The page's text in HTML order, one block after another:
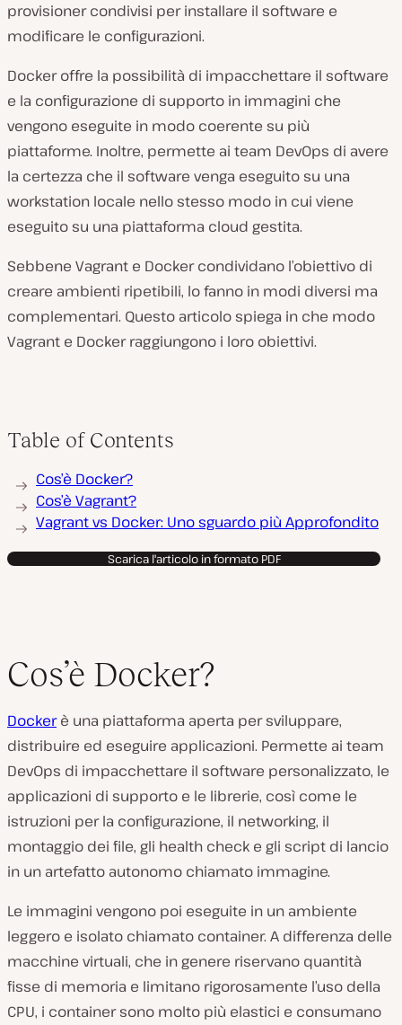
provisioner condivisi per installare il software e
modificare le configurazioni.
Docker offre la possibilità di impacchettare il software
e la configurazione di supporto in immagini che
vengono eseguite in modo coerente su più
piattaforme. Inoltre, permette ai team DevOps di avere
la certezza che il software venga eseguito su una
workstation locale nello stesso modo in cui viene
eseguito su una piattaforma cloud gestita.
Sebbene Vagrant e Docker condividano l’obiettivo di
creare ambienti ripetibili, lo fanno in modi diversi ma
complementari. Questo articolo spiega in che modo
Vagrant e Docker raggiungono i loro obiettivi.
Table of Contents
Cos’è Docker?
Cos’è Vagrant?
Vagrant vs Docker: Uno sguardo più Approfondito
Scarica l'articolo in formato PDF
Cos’è Docker?
Dockerè una piattaforma aperta per sviluppare,
distribuire ed eseguire applicazioni. Permette ai team
DevOps di impacchettare il software personalizzato, le
applicazioni di supporto e le librerie, così come le
istruzioni per la configurazione, il networking, il
montaggio dei file, gli health check e gli script di lancio
in un artefatto autonomo chiamato immagine.
Le immagini vengono poi eseguite in un ambiente
leggero e isolato chiamato container. A differenza delle
macchine virtuali, che in genere riservano quantità
fisse di memoria e limitano rigorosamente l’uso della
CPU, i container sono molto più elastici e consumano